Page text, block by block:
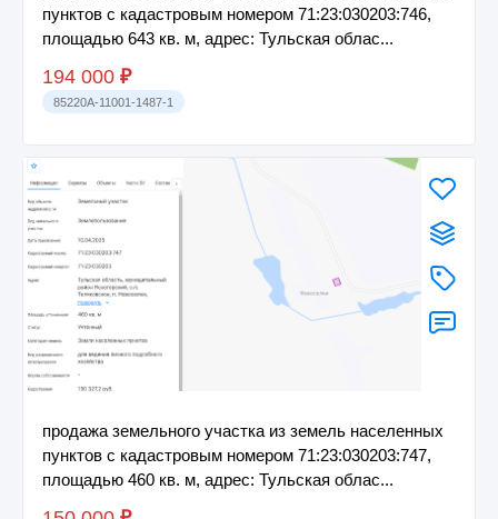
пунктов с кадастровым номером 71:23:030203:746,
площадью 643 кв. м, адрес: Тульская облас...
194 000 ₽
85220A-11001-1487-1
продажа земельного участка из земель населенных
пунктов с кадастровым номером 71:23:030203:747,
площадью 460 кв. м, адрес: Тульская облас...